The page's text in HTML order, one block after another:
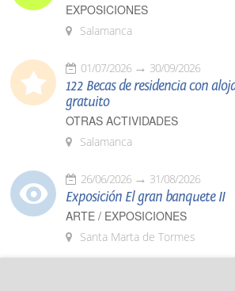
EXPOSICIONES
Salamanca
01/07/2026 30/09/2026
122 Becas de residencia con
gratuito
OTRAS ACTIVIDADES
Salamanca
26/06/2026 31/08/2026
Exposición El gran banquete II
ARTE / EXPOSICIONES
Santa Marta de Tormes